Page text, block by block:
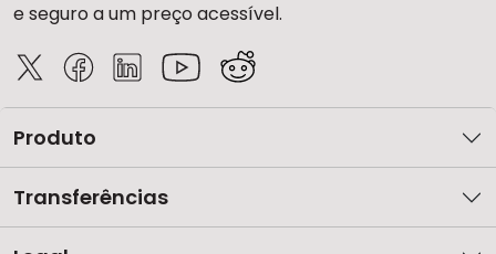
e seguro a um preço acessível.
Produto
Transferências